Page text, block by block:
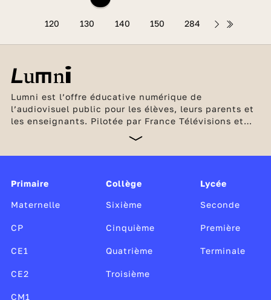
120 130 140 150 284
Lumni est l’offre éducative numérique de
l’audiovisuel public pour les élèves, leurs parents et
les enseignants. Pilotée par France Télévisions et
unique, gratuite et sans publicité est soutenue par le
Canopé, le CLEMI, ainsi que par le ministère de la
Primaire
Maternelle
CP
CE1
CE2
CM1
Collège
Sixième
Cinquième
Quatrième
Troisième
Lycée
Seconde
Première
Terminale